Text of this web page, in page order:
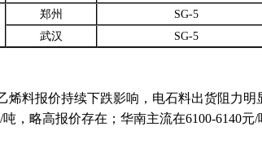
郑州 SG-5
武汉
SG-5
报价持续下跌影响，电石料出货阻力明
，略高报价存在；华南主流在6100-6140元